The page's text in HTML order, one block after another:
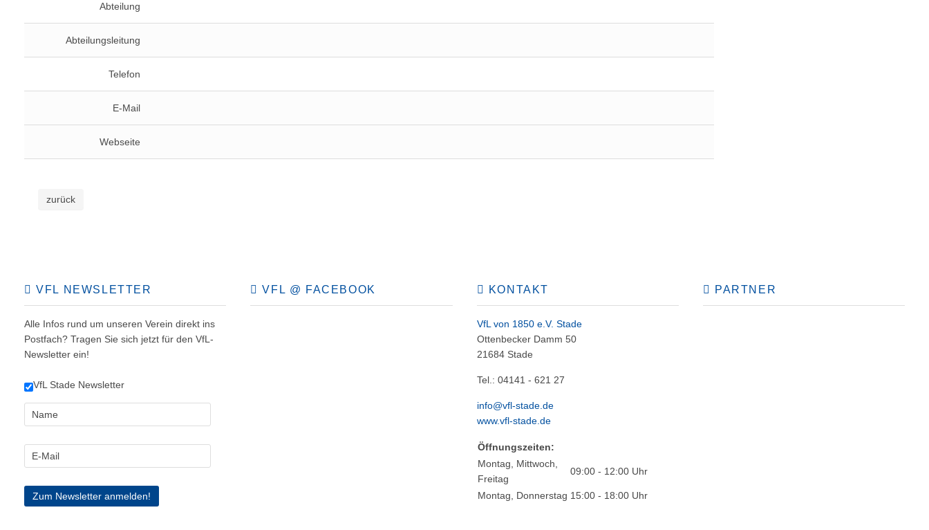
Abteilung
Abteilungsleitung
Telefon
E-Mail
Webseite
zurück
VFL NEWSLETTER
Alle Infos rund um unseren Verein direkt ins
Postfach? Tragen Sie sich jetzt für den VfL-
Newsletter ein!
VfL Stade Newsletter
VFL @ FACEBOOK KONTAKT
VfL von 1850 e.V. Stade
Ottenbecker Damm 50
21684 Stade
Tel.: 04141 - 621 27
info@vfl-stade.de
www.vfl-stade.de
Öffnungszeiten:
Montag, Mittwoch,
Freitag
09:00 - 12:00 Uhr
Montag, Donnerstag 15:00 - 18:00 Uhr
PARTNER